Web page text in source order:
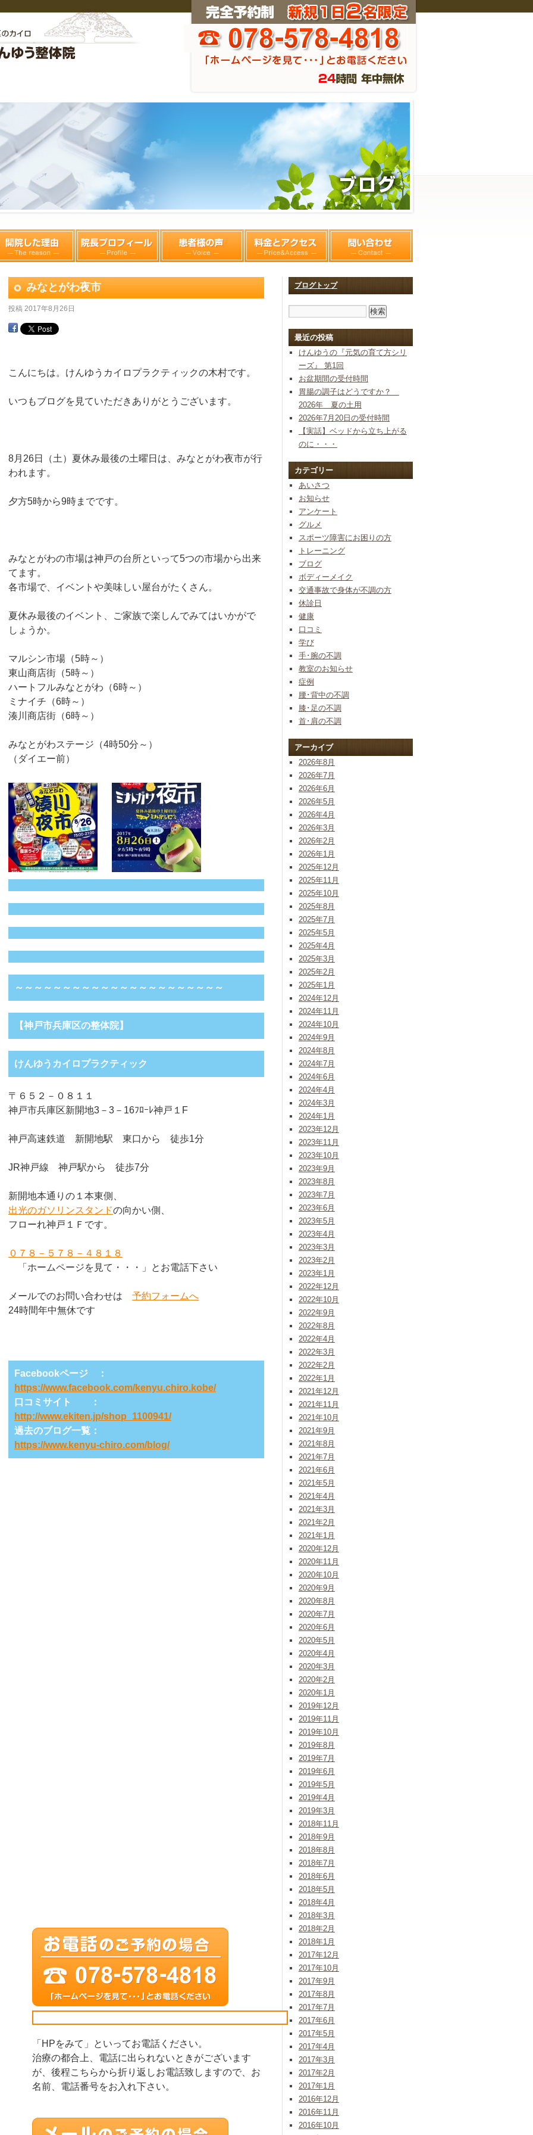
ブログトップ
最近の投稿
けんゆうの『元気の育て方シリ
ーズ』 第1回
お盆期間の受付時間
胃腸の調子はどうですか？
2026年 夏の土用
2026年7月20日の受付時間
【実話】ベッドから立ち上がる
のに・・・
カテゴリー
あいさつ
お知らせ
アンケート
グルメ
スポーツ障害にお困りの方
トレーニング
ブログ
ボディーメイク
交通事故で身体が不調の方
休診日
健康
口コミ
学び
手･腕の不調
教室のお知らせ
症例
腰･背中の不調
膝･足の不調
首･肩の不調
アーカイブ
2026年8月
2026年7月
2026年6月
2026年5月
2026年4月
2026年3月
2026年2月
2026年1月
2025年12月
2025年11月
2025年10月
2025年8月
2025年7月
2025年5月
2025年4月
2025年3月
2025年2月
2025年1月
2024年12月
2024年11月
2024年10月
2024年9月
2024年8月
2024年7月
2024年6月
2024年4月
2024年3月
2024年1月
2023年12月
2023年11月
2023年10月
2023年9月
2023年8月
2023年7月
2023年6月
2023年5月
2023年4月
2023年3月
2023年2月
2023年1月
2022年12月
2022年10月
2022年9月
2022年8月
2022年4月
2022年3月
2022年2月
2022年1月
2021年12月
2021年11月
2021年10月
2021年9月
2021年8月
2021年7月
2021年6月
2021年5月
2021年4月
2021年3月
2021年2月
2021年1月
2020年12月
2020年11月
2020年10月
2020年9月
2020年8月
2020年7月
2020年6月
2020年5月
2020年4月
2020年3月
2020年2月
2020年1月
2019年12月
2019年11月
2019年10月
2019年8月
2019年7月
2019年6月
2019年5月
2019年4月
2019年3月
2018年11月
2018年9月
2018年8月
2018年7月
2018年6月
2018年5月
2018年4月
2018年3月
2018年2月
2018年1月
2017年12月
2017年10月
2017年9月
2017年8月
2017年7月
2017年6月
2017年5月
2017年4月
2017年3月
2017年2月
2017年1月
2016年12月
2016年11月
2016年10月
みなとがわ夜市
投稿 2017年8月26日
こんにちは。けんゆうカイロプラクティックの木村です。
いつもブログを見ていただきありがとうございます。
8月26日（土）夏休み最後の土曜日は、みなとがわ夜市が行
われます。
夕方5時から9時までです。
みなとがわの市場は神戸の台所といって5つの市場から出来
てます。
各市場で、イベントや美味しい屋台がたくさん。
夏休み最後のイベント、ご家族で楽しんでみてはいかがで
しょうか。
マルシン市場（5時～）
東山商店街（5時～）
ハートフルみなとがわ（6時～）
ミナイチ（6時～）
湊川商店街（6時～）
みなとがわステージ（4時50分～）
（ダイエー前）
～～～～～～～～～～～～～～～～～～～～～～
【神戸市兵庫区の整体院】
けんゆうカイロプラクティック
〒６５２－０８１１
神戸市兵庫区新開地3－3－16ﾌﾛｰﾚ神戸１F
神戸高速鉄道 新開地駅 東口から 徒歩1分
JR神戸線 神戸駅から 徒歩7分
新開地本通りの１本東側、
出光のガソリンスタンドの向かい側、
フローれ神戸１Ｆです。
０７８－５７８－４８１８
「ホームページを見て・・・」とお電話下さい
メールでのお問い合わせは 予約フォームへ
24時間年中無休です
Facebookページ ：
https://www.facebook.com/kenyu.chiro.kobe/
口コミサイト ：
http://www.ekiten.jp/shop_1100941/
過去のブログ一覧：
https://www.kenyu-chiro.com/blog/
「HPをみて」といってお電話ください。
治療の都合上、電話に出られないときがございます
が、後程こちらから折り返しお電話致しますので、お
名前、電話番号をお入れ下さい。